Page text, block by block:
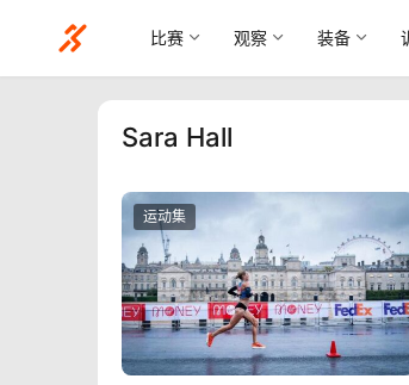
比赛 观察 装备
Sara Hall
运动集